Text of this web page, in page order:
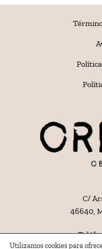
C/
46640,
Utilizamos cookies para